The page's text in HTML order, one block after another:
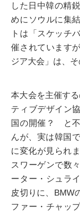
した日中韓の精
めにソウルに集
トは「スケッチ
催されています
ジア大会」は、
本大会を主催す
ティブデザイン
国の開催？ と
んが、実は韓国
に変化が見られ
スワーゲンで数
ーター・シュラ
皮切りに、BMW
ファー・チャッ